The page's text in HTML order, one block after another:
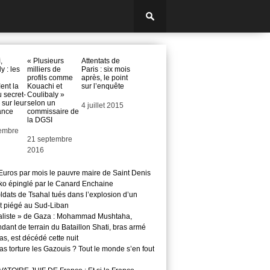
: les
la
secret-
sur leur
« Plusieurs
milliers de
profils comme
Kouachi et
Coulibaly »
selon un
commissaire de
la DGSI
Date
21 septembre
2016
Attentats de
Paris : six mois
après, le point
sur l’enquête
Date
4 juillet 2015
par mois le pauvre maire de Saint Denis
épinglé par le Canard Enchaine
de Tsahal tués dans l’explosion d’un
piégé au Sud-Liban
» de Gaza : Mohammad Mushtaha,
de terrain du Bataillon Shati, bras armé
est décédé cette nuit
torture les Gazouis ? Tout le monde s’en fout